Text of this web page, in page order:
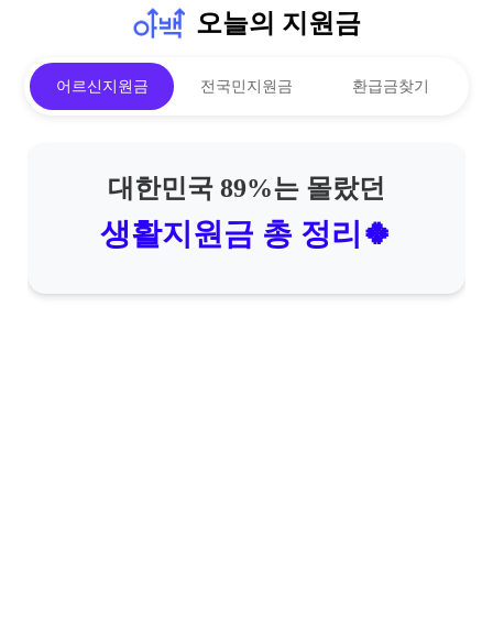
오늘의 지원금
어르신지원금 전국민지원금 환급금찾기
대한민국 89%는 몰랐던
생활지원금 총 정리🍀